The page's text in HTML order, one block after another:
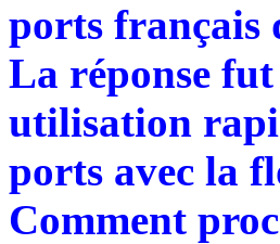
ports français
La réponse
utilisation
ports avec la
Comment